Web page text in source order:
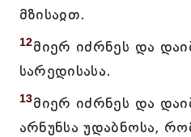
მზისაჲთ.
12მიერ იძრნეს და
სარედისასა.
13მიერ იძრნეს და
არნუნსა უდაბნოსა,